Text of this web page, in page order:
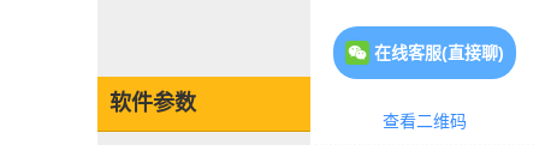
软件参数
在线客服(直接聊)
查看二维码